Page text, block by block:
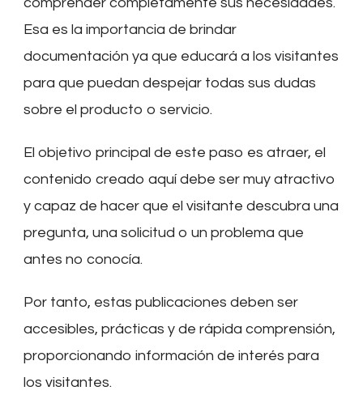
Esa es la importancia de brindar
documentación ya que educará a los visitantes
para que puedan despejar todas sus dudas
sobre el producto o servicio.
El objetivo principal de este paso es atraer, el
contenido creado aquí debe ser muy atractivo
y capaz de hacer que el visitante descubra una
pregunta, una solicitud o un problema que
antes no conocía.
Por tanto, estas publicaciones deben ser
accesibles, prácticas y de rápida comprensión,
proporcionando información de interés para
los visitantes.